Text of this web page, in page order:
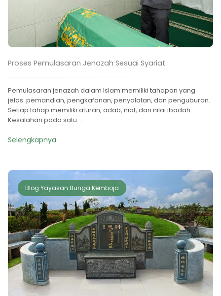
Proses Pemulasaran Jenazah Sesuai Syariat
Pemulasaran jenazah dalam Islam memiliki tahapan yang
jelas: pemandian, pengkafanan, penyolatan, dan penguburan.
Setiap tahap memiliki aturan, adab, niat, dan nilai ibadah.
Kesalahan pada satu ...
Selengkapnya
Blog Yayasan Bunga Kemboja